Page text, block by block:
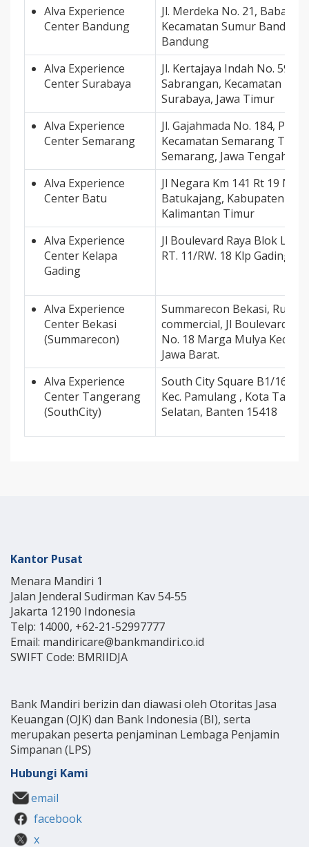
Alva Experience
Center Bandung
Jl. Merdeka No. 21, Babakan
Kecamatan Sumur
Bandung
Alva Experience
Center Surabaya
Jl. Kertajaya Indah No. 59,
Sabrangan, Kecamatan
Surabaya, Jawa Timur
Alva Experience
Center Semarang
Jl. Gajahmada No. 184,
Kecamatan Semarang
Semarang, Jawa Tengah
Alva Experience
Center Batu
Jl Negara Km 141 Rt 19 No.
Batukajang, Kabupaten
Kalimantan Timur
Alva Experience
Center Kelapa
Gading
Jl Boulevard Raya Blok LA-
RT. 11/RW. 18 Klp Gading
Alva Experience
Center Bekasi
(Summarecon)
Summarecon Bekasi, Ruko
commercial, Jl Boulevard
No. 18 Marga Mulya Kec.
Jawa Barat.
Alva Experience
Center Tangerang
(SouthCity)
South City Square B1/16 Pd
Kec. Pamulang , Kota
Selatan, Banten 15418
Kantor Pusat
Menara Mandiri 1
Jalan Jenderal Sudirman Kav 54-55
Jakarta 12190 Indonesia
Telp: 14000, +62-21-52997777
Email: mandiricare@bankmandiri.co.id
SWIFT Code: BMRIIDJA
Bank Mandiri berizin dan diawasi oleh Otoritas Jasa
Keuangan (OJK) dan Bank Indonesia (BI), serta
merupakan peserta penjaminan Lembaga Penjamin
Simpanan (LPS)
Hubungi Kami
email
facebook
x